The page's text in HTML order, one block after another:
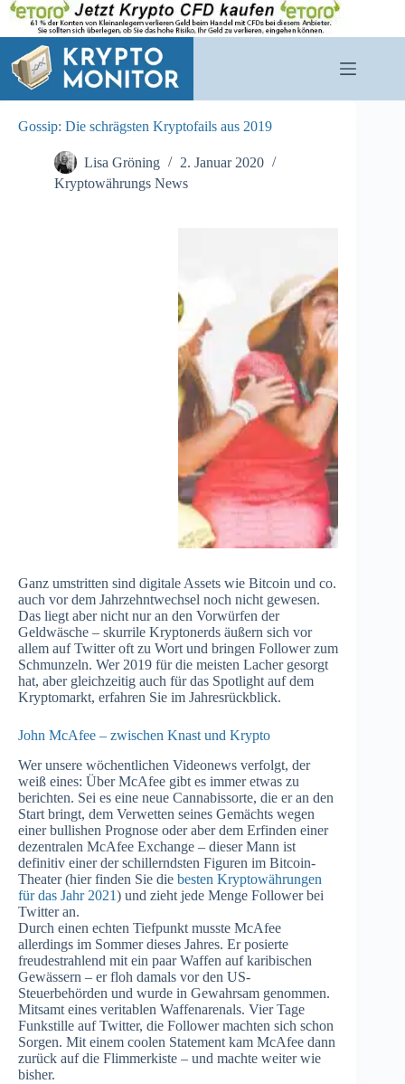
Zum
Inhalt
springen
Gossip: Die schrägsten Kryptofails aus 2019
Lisa Gröning
2. Januar 2020
Kryptowährungs News
Ganz umstritten sind digitale Assets wie Bitcoin und co.
auch vor dem Jahrzehntwechsel noch nicht gewesen.
Das liegt aber nicht nur an den Vorwürfen der
Geldwäsche – skurrile Kryptonerds äußern sich vor
allem auf Twitter oft zu Wort und bringen Follower zum
Schmunzeln. Wer 2019 für die meisten Lacher gesorgt
hat, aber gleichzeitig auch für das Spotlight auf dem
Kryptomarkt, erfahren Sie im Jahresrückblick.
John McAfee – zwischen Knast und Krypto
Wer unsere wöchentlichen Videonews verfolgt, der
weiß eines: Über McAfee gibt es immer etwas zu
berichten. Sei es eine neue Cannabissorte, die er an den
Start bringt, dem Verwetten seines Gemächts wegen
einer bullishen Prognose oder aber dem Erfinden einer
dezentralen McAfee Exchange – dieser Mann ist
definitiv einer der schillerndsten Figuren im Bitcoin-
Theater (hier finden Sie die besten Kryptowährungen
für das Jahr 2021) und zieht jede Menge Follower bei
Twitter an.
Durch einen echten Tiefpunkt musste McAfee
allerdings im Sommer dieses Jahres. Er posierte
freudestrahlend mit ein paar Waffen auf karibischen
Gewässern – er floh damals vor den US-
Steuerbehörden und wurde in Gewahrsam genommen.
Mitsamt eines veritablen Waffenarenals. Vier Tage
Funkstille auf Twitter, die Follower machten sich schon
Sorgen. Mit einem coolen Statement kam McAfee dann
zurück auf die Flimmerkiste – und machte weiter wie
bisher.